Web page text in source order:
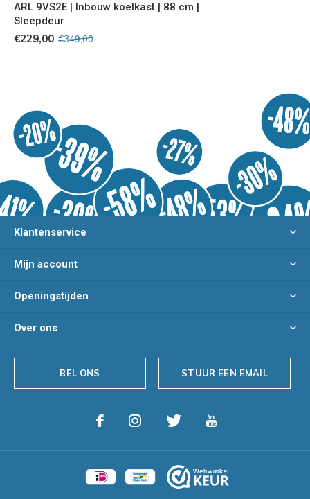
ARL 9VS2E | Inbouw koelkast | 88 cm |
Sleepdeur
€229,00 €349,00
Klantenservice
Mijn account
Openingstijden
Over ons
BEL ONS STUUR EEN EMAIL